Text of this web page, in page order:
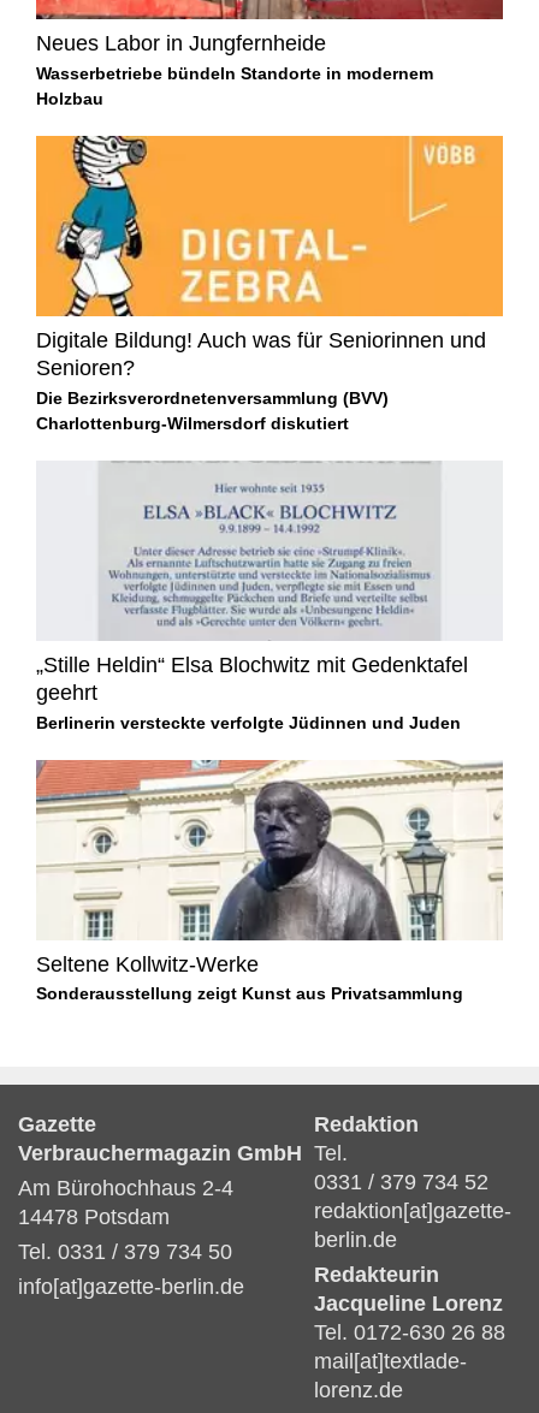
Neues Labor in Jungfernheide
Wasserbetriebe bündeln Standorte in modernem
Holzbau
Digitale Bildung! Auch was für Seniorinnen und
Senioren?
Die Bezirksverordnetenversammlung (BVV)
Charlottenburg-Wilmersdorf diskutiert
„Stille Heldin“ Elsa Blochwitz mit Gedenktafel
geehrt
Berlinerin versteckte verfolgte Jüdinnen und Juden
Seltene Kollwitz-Werke
Sonderausstellung zeigt Kunst aus Privatsammlung
Gazette
Verbrauchermagazin GmbH
Am Bürohochhaus 2-4
14478 Potsdam
Tel. 0331 / 379 734 50
info[at]gazette-berlin.de
Redaktion
Tel.
0331 / 379 734 52
redaktion[at]gazette-
berlin.de
Redakteurin
Jacqueline Lorenz
Tel. 0172-630 26 88
mail[at]textlade-
lorenz.de